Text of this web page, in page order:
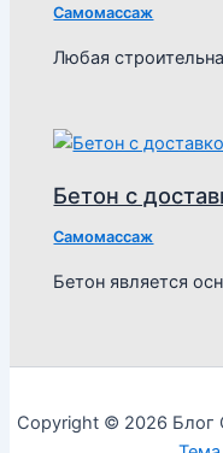
Самомассаж
Любая
Бетон с
Самомассаж
Бетон является
Copyright © 2026 Блог